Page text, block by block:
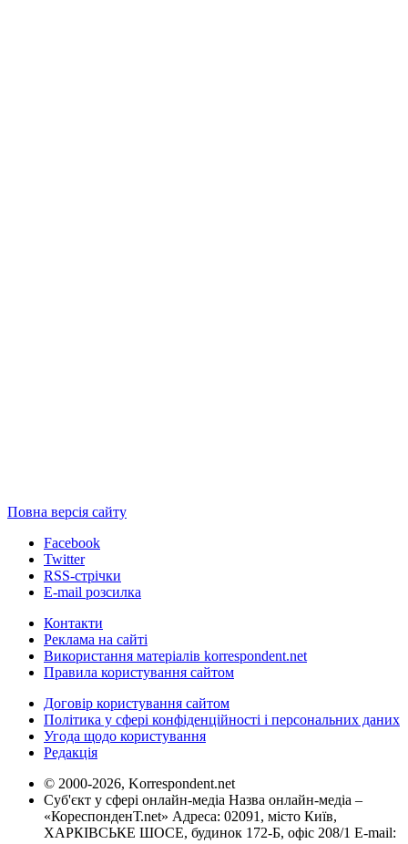
Повна версія сайту
Facebook
Twitter
RSS-стрічки
E-mail розсилка
Контакти
Реклама на сайті
Використання матеріалів korrespondent.net
Правила користування сайтом
Договір користування сайтом
Політика у сфері конфіденційності і персональних даних
Угода щодо користування
Редакція
© 2000-2026, Korrespondent.net
Суб'єкт у сфері онлайн-медіа Назва онлайн-медіа –
«КореспонденТ.net» Адреса: 02091, місто Київ,
ХАРКІВСЬКЕ ШОСЕ, будинок 172-Б, офіс 208/1 E-mail: